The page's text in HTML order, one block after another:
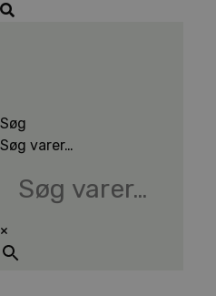
Søg
Søg varer…
×